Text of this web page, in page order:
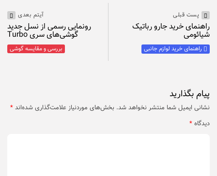
پست قبلی
راهنمای خرید جارو رباتیک
شیائومی
راهنمای خرید لوازم جانبی
آیتم بعدی
رونمایی رسمی از نسل جدید
گوشی‌های سری Turbo
بررسی و مقایسه گوشی
پیام بگذارید
نشانی ایمیل شما منتشر نخواهد شد. بخش‌های موردنیاز علامت‌گذاری شده‌اند *
دیدگاه *